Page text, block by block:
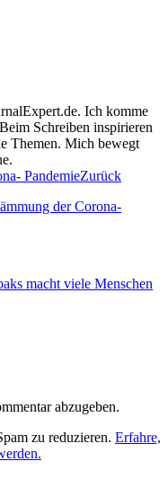
Ich komme
Schreiben inspirieren
Themen. Mich bewegt
Zurück
der Corona-
macht viele Menschen
abzugeben.
zu reduzieren. Erfahre,